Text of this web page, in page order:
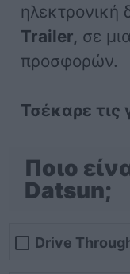
ηλεκτρονική
Trailer, σε
προσφορών.
Τσέκαρε τις
Ποιο
Datsun;
Drive